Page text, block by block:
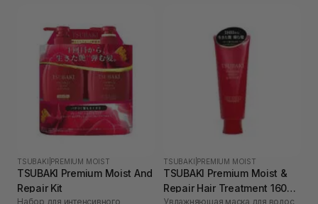
TSUBAKI PREMIUM MOIST
TSUBAKI Premium Moist And
Repair Kit
Набор для интенсивного
TSUBAKI PREMIUM MOIST
TSUBAKI Premium Moist &
Repair Hair Treatment 160
Увлажняющая маска для волос